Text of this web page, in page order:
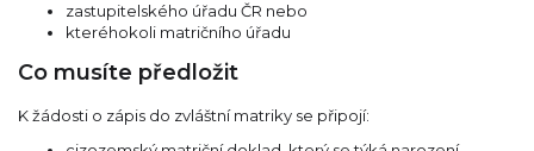
zastupitelského úřadu ČR nebo
kteréhokoli matričního úřadu
Co musíte předložit
K žádosti o zápis do zvláštní matriky se připojí: